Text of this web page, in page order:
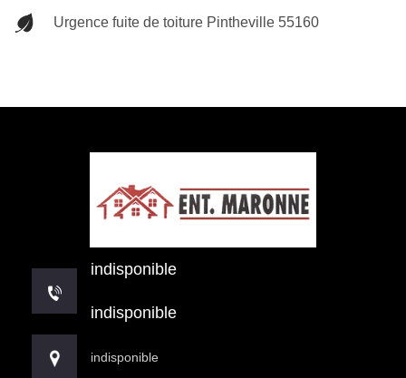
Urgence fuite de toiture Pintheville 55160
indisponible
indisponible
indisponible